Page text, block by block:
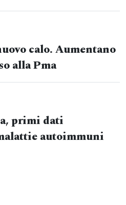
calo. Aumentano
alla Pma
primi dati
autoimmuni